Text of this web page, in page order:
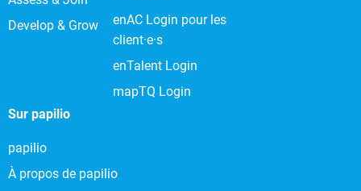
Develop & Grow
enAC Login pour les
client·e·s
enTalent Login
mapTQ Login
Sur papilio
papilio
À propos de papilio